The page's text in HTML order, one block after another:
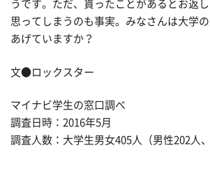
うです。ただ、貰ったことがあるとお返
思ってしまうのも事実。みなさんは大学
あげていますか？
文●ロックスター
マイナビ学生の窓口調べ
調査日時：2016年5月
調査人数：大学生男女405人（男性202人、